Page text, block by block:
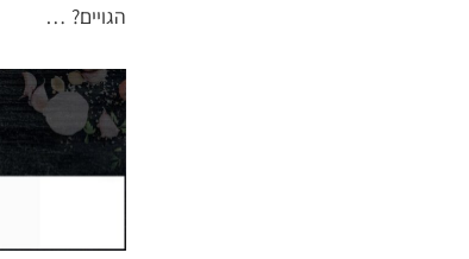
הגויים? …